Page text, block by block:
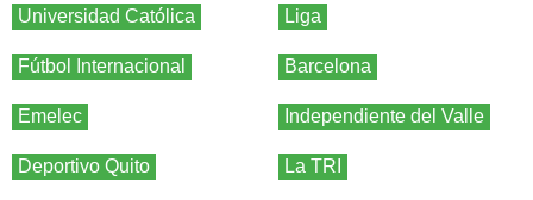
Universidad Católica Liga
Fútbol Internacional Barcelona
Emelec Independiente del Valle
Deportivo Quito La TRI